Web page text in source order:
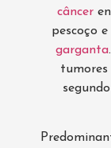
câncer
pescoço
garganta
tumores